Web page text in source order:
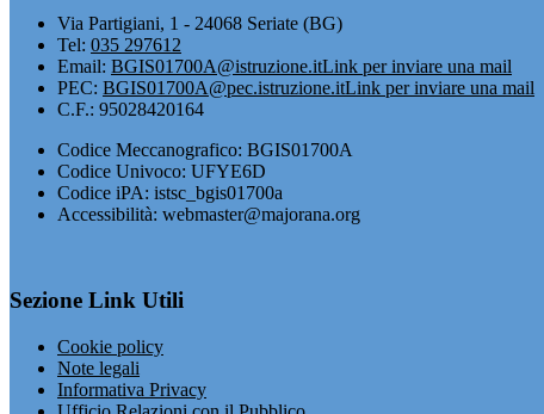
Via Partigiani, 1 - 24068 Seriate (BG)
Tel: 035 297612
Email: BGIS01700A@istruzione.itLink per inviare una mail
PEC: BGIS01700A@pec.istruzione.itLink per inviare una mail
C.F.: 95028420164
Codice Meccanografico: BGIS01700A
Codice Univoco: UFYE6D
Codice iPA: istsc_bgis01700a
Accessibilità: webmaster@majorana.org
Sezione Link Utili
Cookie policy
Note legali
Informativa Privacy